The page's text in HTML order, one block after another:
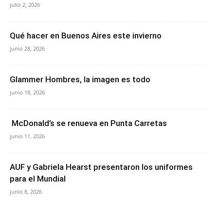
julio 2, 2026
Qué hacer en Buenos Aires este invierno
junio 28, 2026
Glammer Hombres, la imagen es todo
junio 18, 2026
McDonald’s se renueva en Punta Carretas
junio 11, 2026
AUF y Gabriela Hearst presentaron los uniformes
para el Mundial
junio 8, 2026